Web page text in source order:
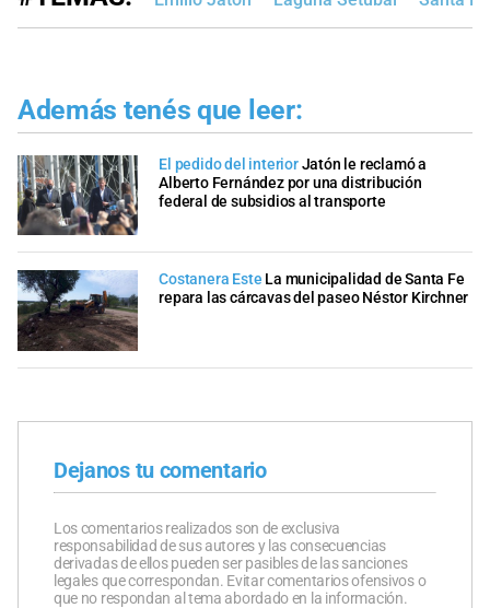
Además tenés que leer:
El pedido del interiorJatón le reclamó a
Alberto Fernández por una distribución
federal de subsidios al transporte
Costanera Este La municipalidad de Santa Fe
repara las cárcavas del paseo Néstor Kirchner
Dejanos tu comentario
Los comentarios realizados son de exclusiva
responsabilidad de sus autores y las consecuencias
derivadas de ellos pueden ser pasibles de las sanciones
legales que correspondan. Evitar comentarios ofensivos o
que no respondan al tema abordado en la información.